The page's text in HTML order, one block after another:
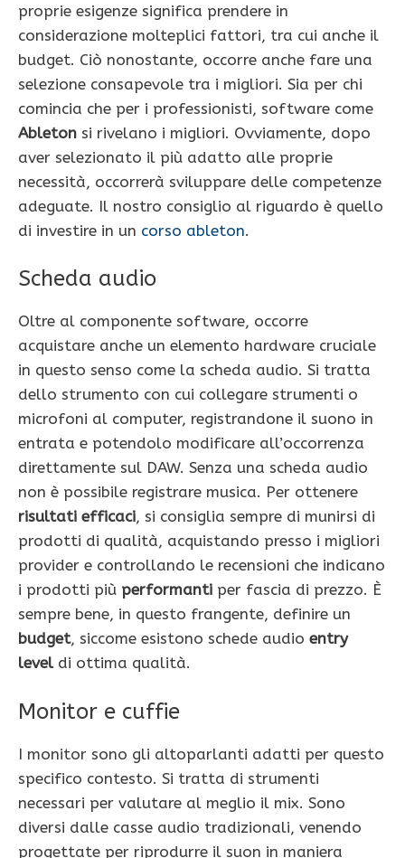
proprie esigenze significa prendere in
considerazione molteplici fattori, tra cui anche il
budget. Ciò nonostante, occorre anche fare una
selezione consapevole tra i migliori. Sia per chi
comincia che per i professionisti, software come
Ableton si rivelano i migliori. Ovviamente, dopo
aver selezionato il più adatto alle proprie
necessità, occorrerà sviluppare delle competenze
adeguate. Il nostro consiglio al riguardo è quello
di investire in un corso ableton.
Scheda audio
Oltre al componente software, occorre
acquistare anche un elemento hardware cruciale
in questo senso come la scheda audio. Si tratta
dello strumento con cui collegare strumenti o
microfoni al computer, registrandone il suono in
entrata e potendolo modificare all’occorrenza
direttamente sul DAW. Senza una scheda audio
non è possibile registrare musica. Per ottenere
risultati efficaci, si consiglia sempre di munirsi di
prodotti di qualità, acquistando presso i migliori
provider e controllando le recensioni che indicano
i prodotti più performanti per fascia di prezzo. È
sempre bene, in questo frangente, definire un
budget, siccome esistono schede audio entry
leveldi ottima qualità.
Monitor e cuffie
I monitor sono gli altoparlanti adatti per questo
specifico contesto. Si tratta di strumenti
necessari per valutare al meglio il mix. Sono
diversi dalle casse audio tradizionali, venendo
progettate per riprodurre il suon in maniera